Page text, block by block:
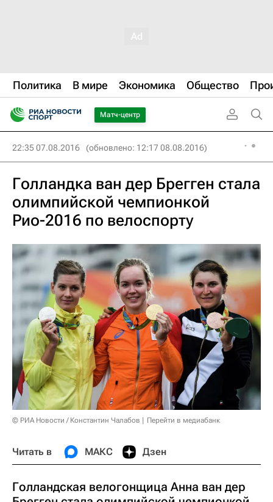
Политика В мире Экономика Общество
Матч-центр
22:35 07.08.2016 (обновлено: 12:17 08.08.2016)
Голландка ван дер Брегген стала
олимпийской чемпионкой
Рио-2016 по велоспорту
© РИА Новости / Константин Чалабов Перейти в медиабанк
Читать в МАКС Дзен
Голландская велогонщица Анна ван дер